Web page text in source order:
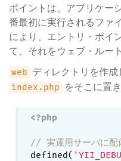
ポイントは、アプリケー
番最初に実行されるファ
により、エントリ・ポイ
て、それをウェブ・ルー
web ディレクトリを作
index.php をそこに置き
<?php
// 実運用サーバに配
defined(